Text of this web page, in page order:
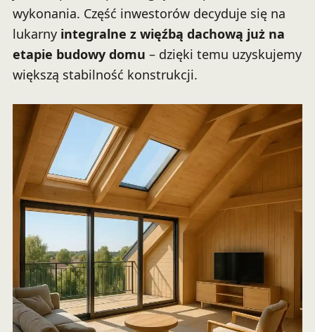
wykonania. Część inwestorów decyduje się na
lukarny integralne z więźbą dachową już na
etapie budowy domu – dzięki temu uzyskujemy
większą stabilność konstrukcji.